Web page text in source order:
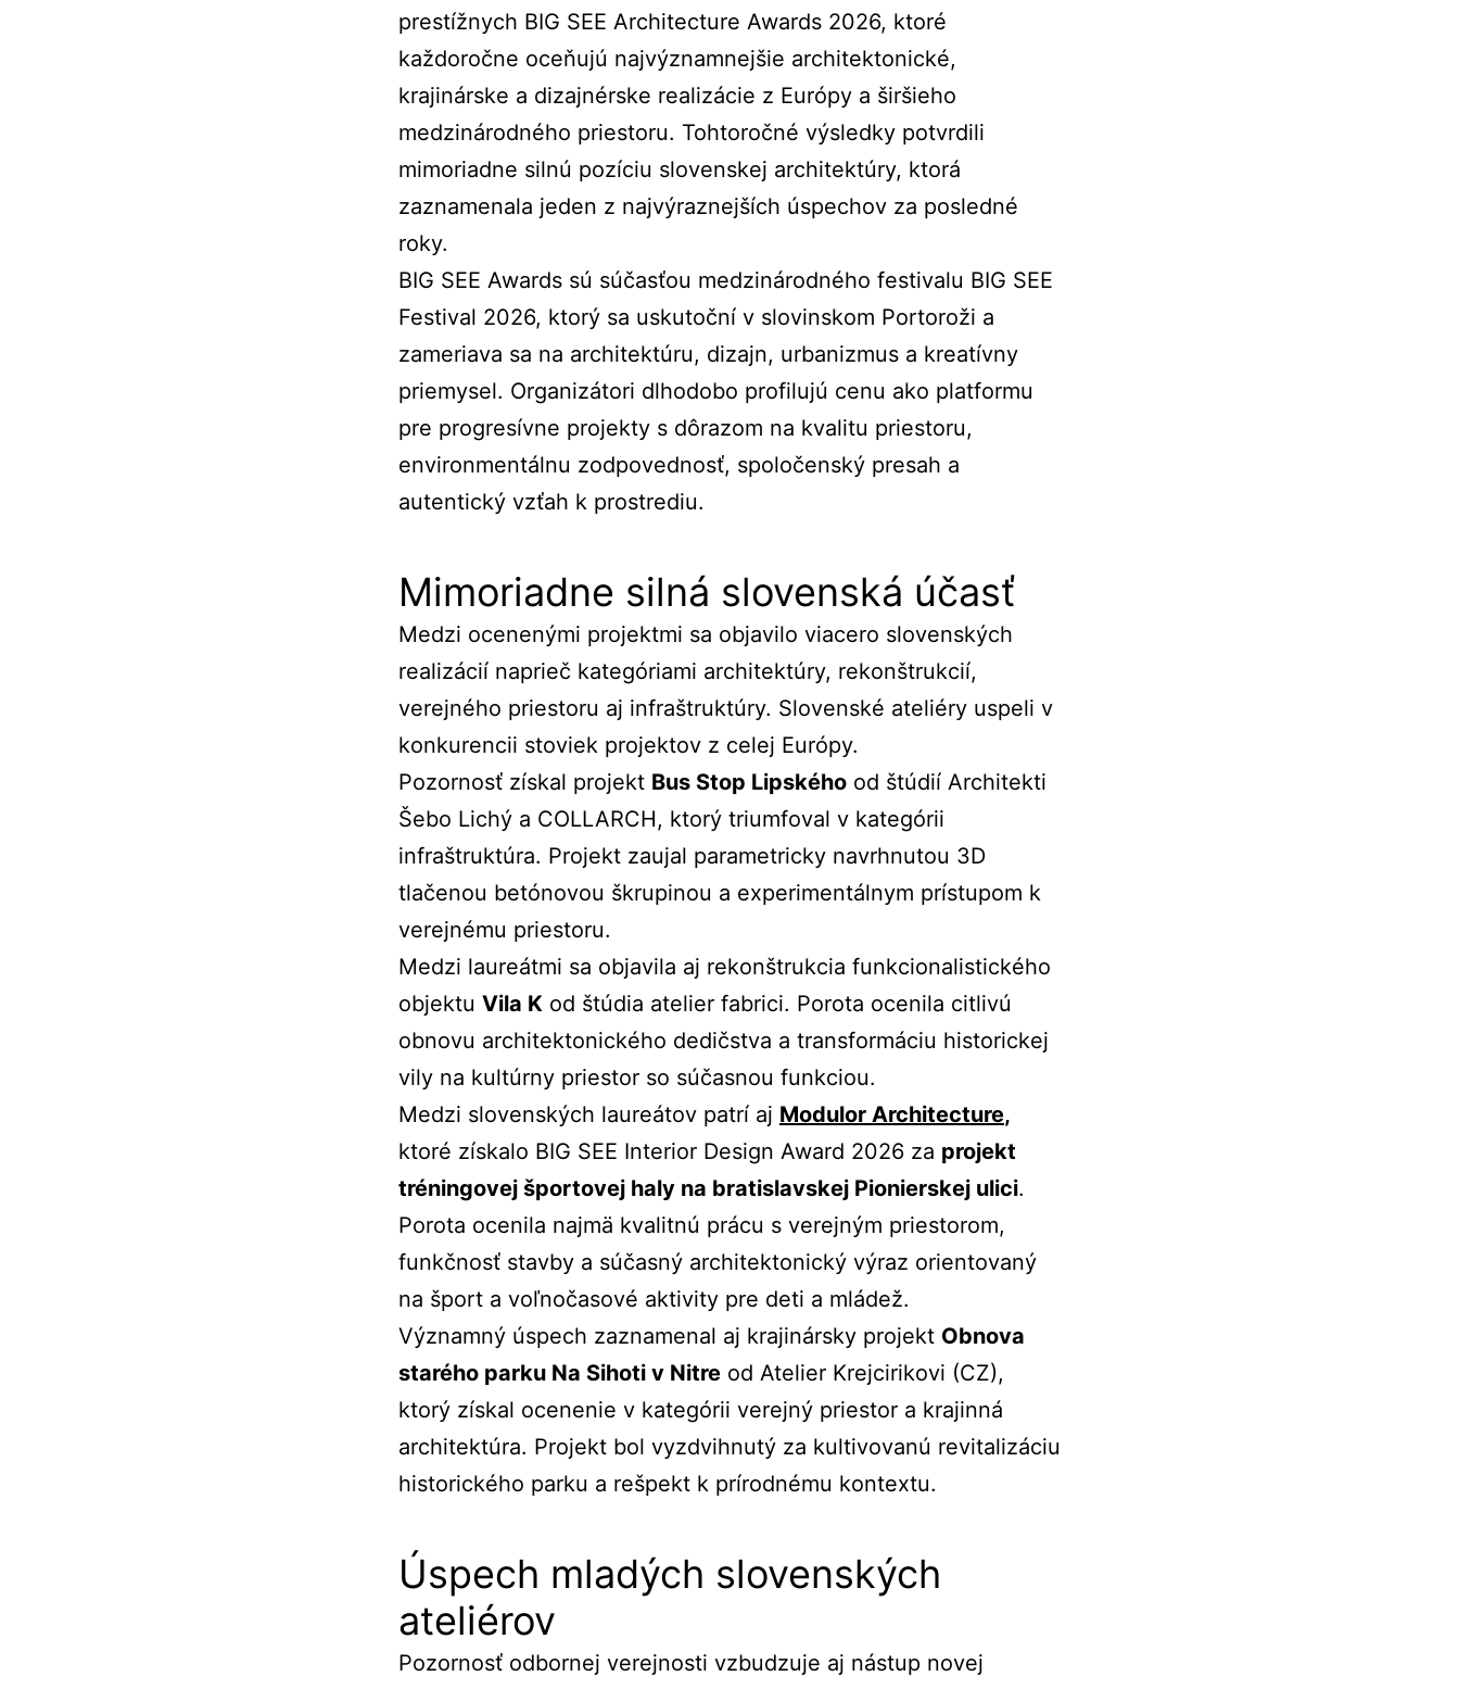
prestížnych BIG SEE Architecture Awards 2026, ktoré
každoročne oceňujú najvýznamnejšie architektonické,
krajinárske a dizajnérske realizácie z Európy a širšieho
medzinárodného priestoru. Tohtoročné výsledky potvrdili
mimoriadne silnú pozíciu slovenskej architektúry, ktorá
zaznamenala jeden z najvýraznejších úspechov za posledné
roky.
BIG SEE Awards sú súčasťou medzinárodného festivalu BIG SEE
Festival 2026, ktorý sa uskutoční v slovinskom Portoroži a
zameriava sa na architektúru, dizajn, urbanizmus a kreatívny
priemysel. Organizátori dlhodobo profilujú cenu ako platformu
pre progresívne projekty s dôrazom na kvalitu priestoru,
environmentálnu zodpovednosť, spoločenský presah a
autentický vzťah k prostrediu.
Mimoriadne silná slovenská účasť
Medzi ocenenými projektmi sa objavilo viacero slovenských
realizácií naprieč kategóriami architektúry, rekonštrukcií,
verejného priestoru aj infraštruktúry. Slovenské ateliéry uspeli v
konkurencii stoviek projektov z celej Európy.
Pozornosť získal projekt Bus Stop Lipského od štúdií Architekti
Šebo Lichý a COLLARCH, ktorý triumfoval v kategórii
infraštruktúra. Projekt zaujal parametricky navrhnutou 3D
tlačenou betónovou škrupinou a experimentálnym prístupom k
verejnému priestoru.
Medzi laureátmi sa objavila aj rekonštrukcia funkcionalistického
objektu Vila K od štúdia atelier fabrici. Porota ocenila citlivú
obnovu architektonického dedičstva a transformáciu historickej
vily na kultúrny priestor so súčasnou funkciou.
Medzi slovenských laureátov patrí aj Modulor Architecture,
ktoré získalo BIG SEE Interior Design Award 2026 za projekt
tréningovej športovej haly na bratislavskej Pionierskej ulici.
Porota ocenila najmä kvalitnú prácu s verejným priestorom,
funkčnosť stavby a súčasný architektonický výraz orientovaný
na šport a voľnočasové aktivity pre deti a mládež.
Významný úspech zaznamenal aj krajinársky projekt Obnova
starého parku Na Sihoti v Nitre od Atelier Krejcirikovi (CZ),
ktorý získal ocenenie v kategórii verejný priestor a krajinná
architektúra. Projekt bol vyzdvihnutý za kultivovanú revitalizáciu
historického parku a rešpekt k prírodnému kontextu.
Úspech mladých slovenských
ateliérov
Pozornosť odbornej verejnosti vzbudzuje aj nástup novej